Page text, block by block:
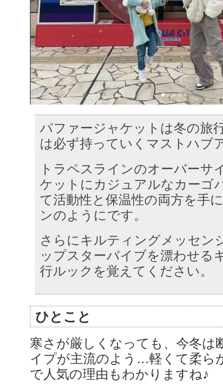
パファージャケットは冬の旅
は必ず持っていくマストハブ
トラペスラインのオーバーサ
ケットにカジュアルなカーゴ
て活動性と保温性の両方を手
ンのようにです。
さらにキルティングメッセン
ップスターバイブを漂わせる
行ルックを覚えてください。
ひとこと
寒さが厳しくなっても、今冬は
イプが主流のよう…軽くて柔ら
で人気の理由もわかりますね♪